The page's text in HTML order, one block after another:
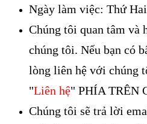
Ngày làm việc: Thứ
Chúng tôi quan tâm và
chúng tôi. Nếu bạn có
lòng liên hệ với chúng
"Liên hệ" PHÍA TRÊN
Chúng tôi sẽ trả lời